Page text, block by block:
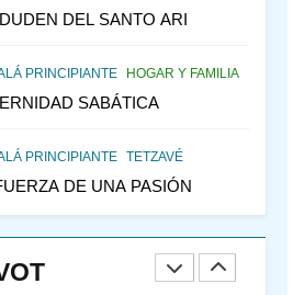
DEL SANTO ARI
PRINCIPIANTE HOGAR Y FAMILIA
SABÁTICA
PRINCIPIANTE TETZAVÉ
DE UNA PASIÓN
DIOS
LA LEY JUDIA DE
PIRKEI AVOT
LA RECOMPENSA QUE
HAY EN EL CASTIGO